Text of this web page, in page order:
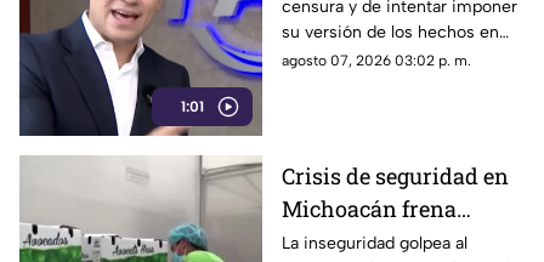
1:01
en el debate público
censura y de intentar imponer
su versión de los hechos en
medio del debate político
agosto 07, 2026 03:02 p. m.
Crisis de seguridad en
Michoacán frena
exportación de
La inseguridad golpea al